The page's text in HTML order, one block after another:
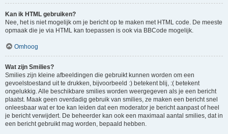
Kan ik HTML gebruiken?
Nee, het is niet mogelijk om je bericht op te maken met HTML code. De meeste
opmaak die je via HTML kan toepassen is ook via BBCode mogelijk.
Omhoog
Wat zijn Smilies?
Smilies zijn kleine afbeeldingen die gebruikt kunnen worden om een
gevoelstoestand uit te drukken, bijvoorbeeld :) betekent blij, :( betekent
ongelukkig. Alle beschikbare smilies worden weergegeven als je een bericht
plaatst. Maak geen overdadig gebruik van smilies, ze maken een bericht snel
onleesbaar wat er toe kan leiden dat een moderator je bericht aanpast of heel
je bericht verwijdert. De beheerder kan ook een maximaal aantal smilies, dat in
een bericht gebruikt mag worden, bepaald hebben.